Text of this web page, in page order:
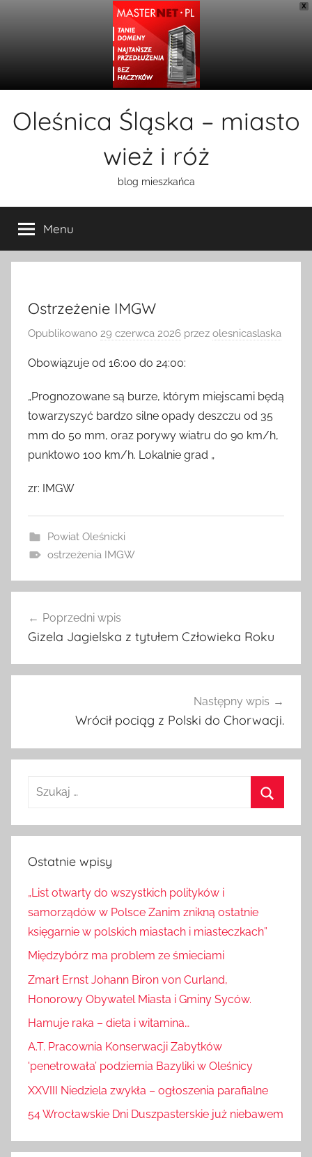
X
Oleśnica Śląska – miasto
wież i róż
blog mieszkańca
Menu
Ostrzeżenie IMGW
Opublikowano 29 czerwca 2026 przez olesnicaslaska
Obowiązuje od 16:00 do 24:00:
„Prognozowane są burze, którym miejscami będą
towarzyszyć bardzo silne opady deszczu od 35
mm do 50 mm, oraz porywy wiatru do 90 km/h,
punktowo 100 km/h. Lokalnie grad „
zr: IMGW
Powiat Oleśnicki
ostrzeżenia IMGW
wpisu
Poprzedni wpis
Gizela Jagielska z tytułem Człowieka Roku
Następny wpis
Wrócił pociąg z Polski do Chorwacji.
Szukaj:
Ostatnie wpisy
„List otwarty do wszystkich polityków i
samorządów w Polsce Zanim znikną ostatnie
księgarnie w polskich miastach i miasteczkach”
Międzybórz ma problem ze śmieciami
Zmarł Ernst Johann Biron von Curland,
Honorowy Obywatel Miasta i Gminy Syców.
Hamuje raka – dieta i witamina…
A.T. Pracownia Konserwacji Zabytków
'penetrowała’ podziemia Bazyliki w Oleśnicy
XXVIII Niedziela zwykła – ogłoszenia parafialne
54 Wrocławskie Dni Duszpasterskie już niebawem